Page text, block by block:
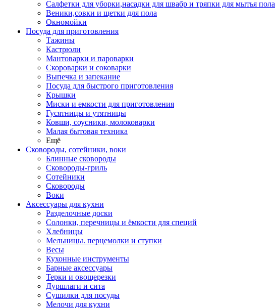
Салфетки для уборки,насадки для швабр и тряпки для мытья пола
Веники,совки и щетки для пола
Окномойки
Посуда для приготовления
Тажины
Кастрюли
Мантоварки и пароварки
Скороварки и соковарки
Выпечка и запекание
Посуда для быстрого приготовления
Крышки
Миски и емкости для приготовления
Гусятницы и утятницы
Ковши, соусники, молоковарки
Малая бытовая техника
Ещё
Сковороды, сотейники, воки
Блинные сковороды
Сковороды-гриль
Сотейники
Сковороды
Воки
Аксессуары для кухни
Разделочные доски
Солонки, перечницы и ёмкости для специй
Хлебницы
Мельницы. перцемолки и ступки
Весы
Кухонные инструменты
Барные аксессуары
Терки и овощерезки
Дуршлаги и сита
Сушилки для посуды
Мелочи для кухни